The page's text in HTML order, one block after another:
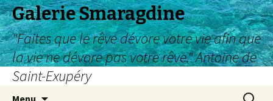
Galerie Smaragdine
"Faites que le rêve dévore votre vie afin que
la vie ne dévore pas votre rêve." Antoine de
Saint-Exupéry
Menu